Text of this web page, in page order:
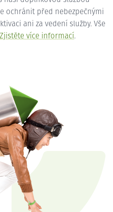
ochránit před nebezpečnými
ani za vedení služby. Vše
Zjistěte více informací.